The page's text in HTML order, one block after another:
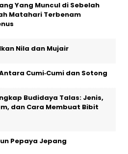
Yang Muncul di Sebelah
Matahari Terbenam
Nila dan Mujair
Cumi‑Cumi dan Sotong
Budidaya Talas: Jenis,
dan Cara Membuat Bibit
Pepaya Jepang